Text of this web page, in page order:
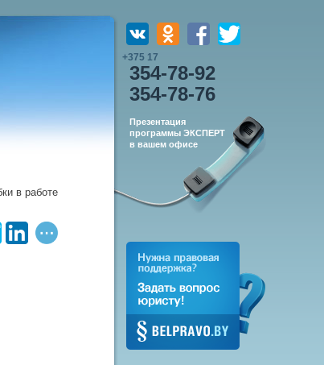
+375 17
354-78-92
354-78-76
Презентация
программы ЭКСПЕРТ
в вашем офисе
в работе